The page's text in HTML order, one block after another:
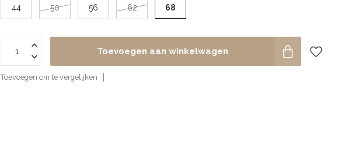
44 50 56 62 68
Toevoegen aan winkelwagen
Toevoegen om te vergelijken